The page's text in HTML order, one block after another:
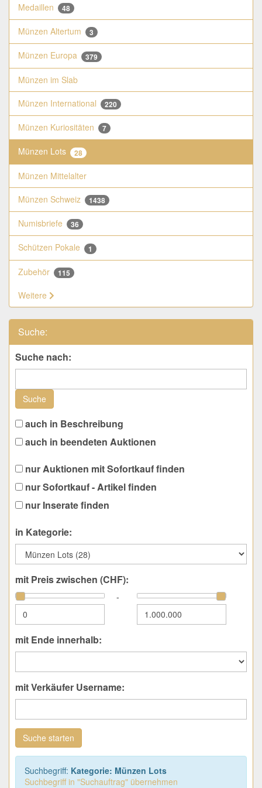
Medaillen 48
Münzen Altertum 3
Münzen Europa 379
Münzen im Slab
Münzen International
220
Münzen Kuriositäten 7
Münzen Lots 28
Münzen Mittelalter
Münzen Schweiz
1438
Numisbriefe 36
Schützen Pokale 1
Zubehör 115
Weitere
Suche:
Suche nach:
Suche
auch in Beschreibung
auch in beendeten Auktionen
nur Auktionen mit Sofortkauf finden
nur Sofortkauf - Artikel finden
nur Inserate finden
in Kategorie:
mit Preis zwischen (CHF):
-
mit Ende innerhalb:
mit Verkäufer Username:
Suche starten
Suchbegriff: Kategorie: Münzen Lots
Suchbegriff in "Suchauftrag" übernehmen